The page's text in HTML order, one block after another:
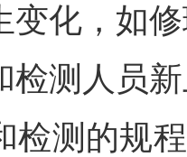
变化，如
检测人员
检测的规